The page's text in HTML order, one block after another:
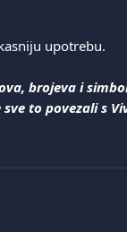
kasniju upotrebu.
brojeva i
to povezali s